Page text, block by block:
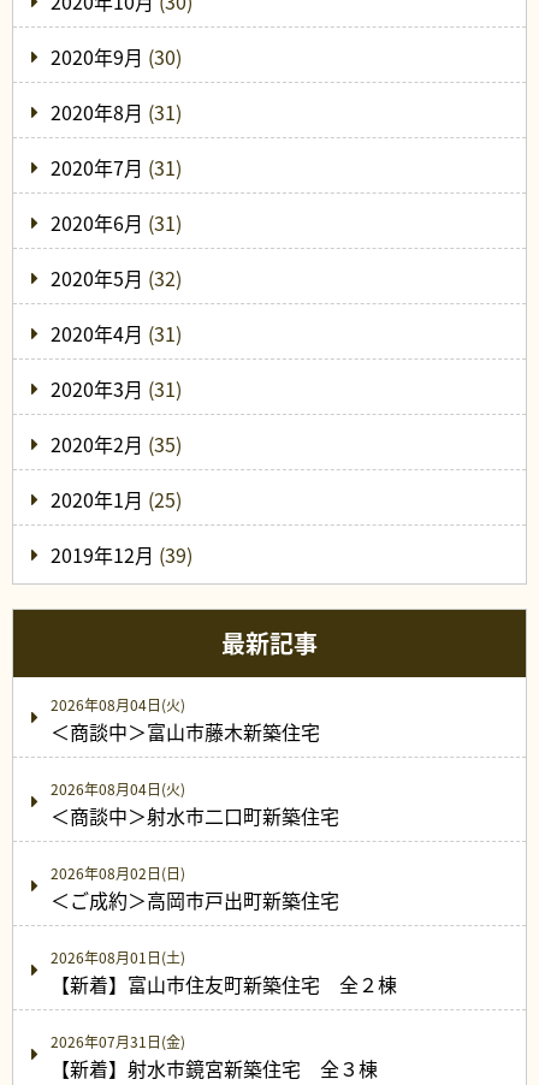
2020年9月 (30)
2020年8月 (31)
2020年7月 (31)
2020年6月 (31)
2020年5月 (32)
2020年4月 (31)
2020年3月 (31)
2020年2月 (35)
2020年1月 (25)
2019年12月 (39)
最新記事
2026年08月04日(火)
＜商談中＞富山市藤木新築住宅
2026年08月04日(火)
＜商談中＞射水市二口町新築住宅
2026年08月02日(日)
＜ご成約＞高岡市戸出町新築住宅
2026年08月01日(土)
【新着】富山市住友町新築住宅 全２棟
2026年07月31日(金)
【新着】射水市鏡宮新築住宅 全３棟